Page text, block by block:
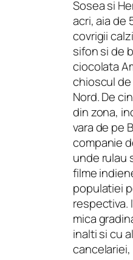
Sosea si
acri, aia de
covrigii
sifon si de
ciocolata
chioscul
Nord. De
din zona,
vara de pe
companie
unde rulau
filme
populatiei
respectiva.
mica
inalti si cu